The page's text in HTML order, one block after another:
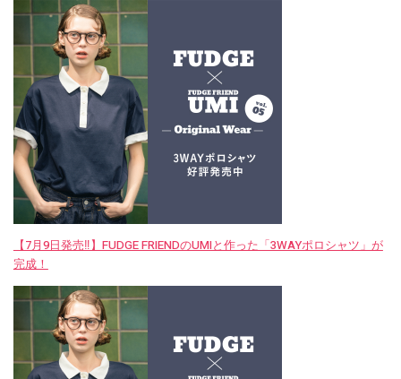
【7月9日発売‼︎】FUDGE FRIENDのUMIと作った「3WAYポロシャツ」が
完成！